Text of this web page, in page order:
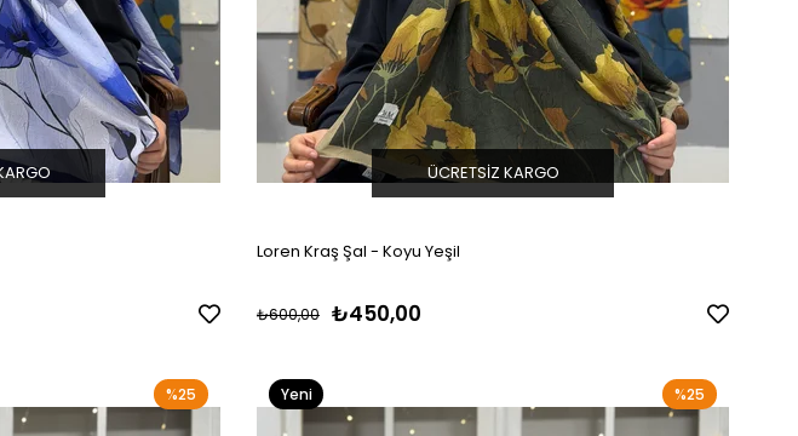
Loren Kraş Şal - Koyu Yeşil
₺450,00
₺600,00
ÜCRETSIZ KARGO
%25 %25
Yeni
Ürün